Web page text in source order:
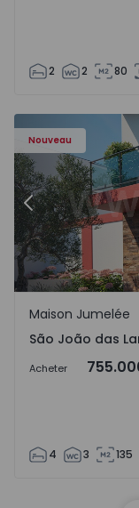
2 2 80
Nouveau
Précédent
São João das
Maison Jumelée
São João das
Acheter
4 3 135